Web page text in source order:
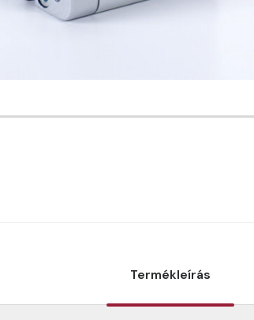
Termékleírás